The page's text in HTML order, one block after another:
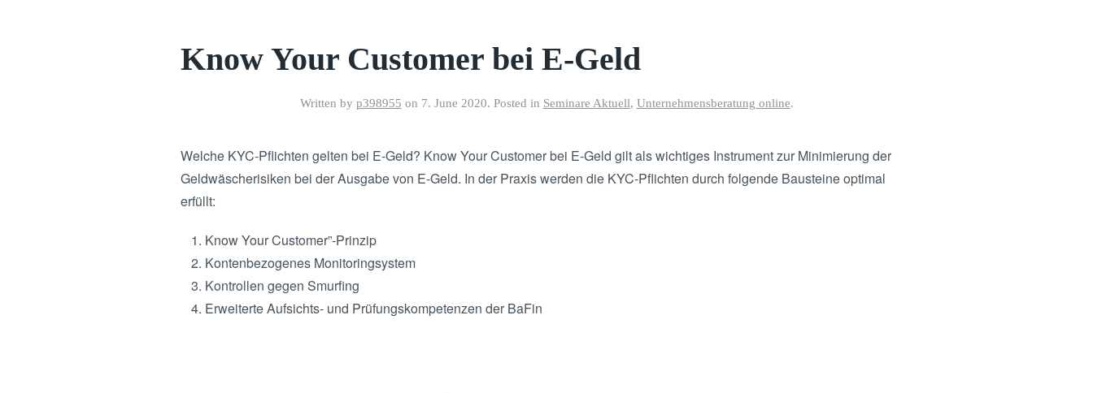
Know Your Customer bei E-Geld
Written by p398955 on 7. June 2020. Posted in Seminare Aktuell, Unternehmensberatung online.
Welche KYC-Pflichten gelten bei E-Geld? Know Your Customer bei E-Geld gilt als wichtiges Instrument zur Minimierung der
Geldwäscherisiken bei der Ausgabe von E-Geld. In der Praxis werden die KYC-Pflichten durch folgende Bausteine optimal
erfüllt:
Know Your Customer”-Prinzip
Kontenbezogenes Monitoringsystem
Kontrollen gegen Smurfing
Erweiterte Aufsichts- und Prüfungskompetenzen der BaFin